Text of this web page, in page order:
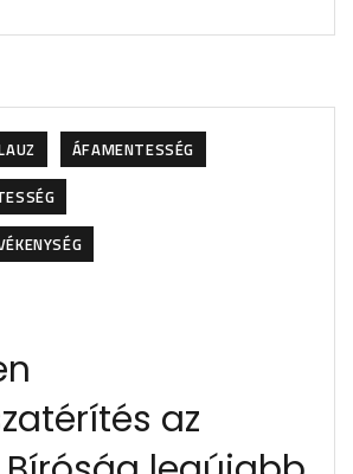
ÁFAMENTESSÉG
az